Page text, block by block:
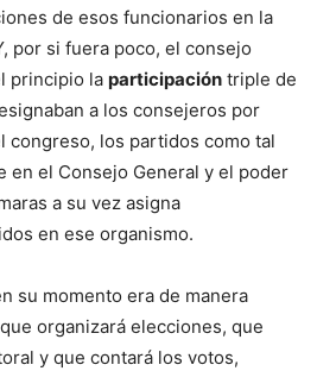
de esos funcionarios en la
por si fuera poco, el consejo
principio la participación triple de
a los consejeros por
congreso, los partidos como tal
en el Consejo General y el poder
a su vez asigna
en ese organismo.
su momento era de manera
organizará elecciones, que
y que contará los votos,